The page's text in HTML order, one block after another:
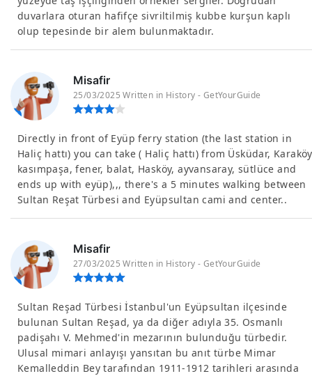
duvarlara oturan hafifçe sivriltilmiş kubbe kurşun kaplı
olup tepesinde bir alem bulunmaktadır.
Misafir
25/03/2025 Written in History - GetYourGuide
Directly in front of Eyüp ferry station (the last station in
Haliç hattı) you can take ( Haliç hattı) from Üsküdar,
kasımpaşa, fener, balat, Hasköy, ayvansaray, sütlüce and
ends up with eyüp),,, there's a 5 minutes walking between
Sultan Reşat Türbesi and Eyüpsultan cami and center..
Misafir
27/03/2025 Written in History - GetYourGuide
Sultan Reşad Türbesi İstanbul'un Eyüpsultan ilçesinde
bulunan Sultan Reşad, ya da diğer adıyla 35. Osmanlı
padişahı V. Mehmed'in mezarının bulunduğu türbedir.
Ulusal mimari anlayışı yansıtan bu anıt türbe Mimar
Kemalleddin Bey tarafından 1911-1912 tarihleri arasında